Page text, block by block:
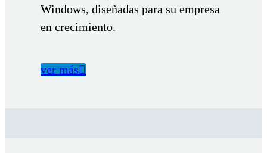
Windows, diseñadas para su empresa
en crecimiento.
ver más